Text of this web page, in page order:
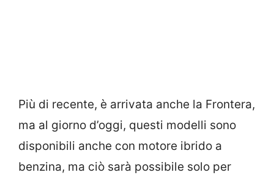
Più di recente, è arrivata anche la Frontera,
ma al giorno d’oggi, questi modelli sono
disponibili anche con motore ibrido a
benzina, ma ciò sarà possibile solo per